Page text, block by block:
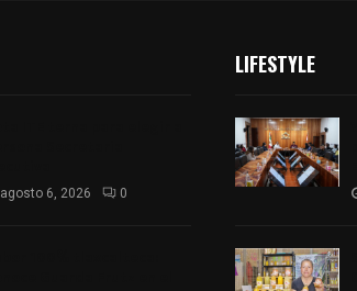
agosto 6, 2026 0
LIFESTYLE